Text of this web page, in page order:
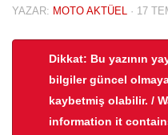
YAZAR: MOTO AKTÜEL · 17
Dikkat: Bu yazının
bilgiler güncel
kaybetmiş olabilir. /
information it